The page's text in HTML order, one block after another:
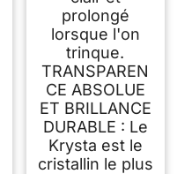
prolongé
lorsque l'on
trinque.
TRANSPAREN
CE ABSOLUE
ET BRILLANCE
DURABLE : Le
Krysta est le
cristallin le plus